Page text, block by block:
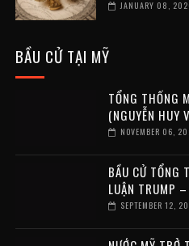
JANUARY 08,
BẦU CỬ TẠI MỸ
TỔNG THỐNG
(NGUYỄN HUY
NOVEMBER 06,
BẦU CỬ TỔNG
LUẬN TRUMP
SEPTEMBER 12,